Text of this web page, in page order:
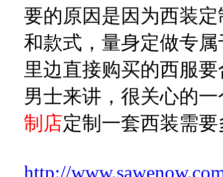
要的原因是因为西装
和款式，量身定做专
里边直接购买的西服
男士来讲，很关心的
制店定制一套西装需要
http://